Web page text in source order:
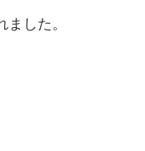
した。